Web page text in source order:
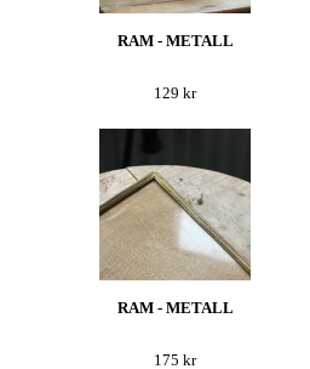
RAM - METALL
129 kr
RAM - METALL
175 kr